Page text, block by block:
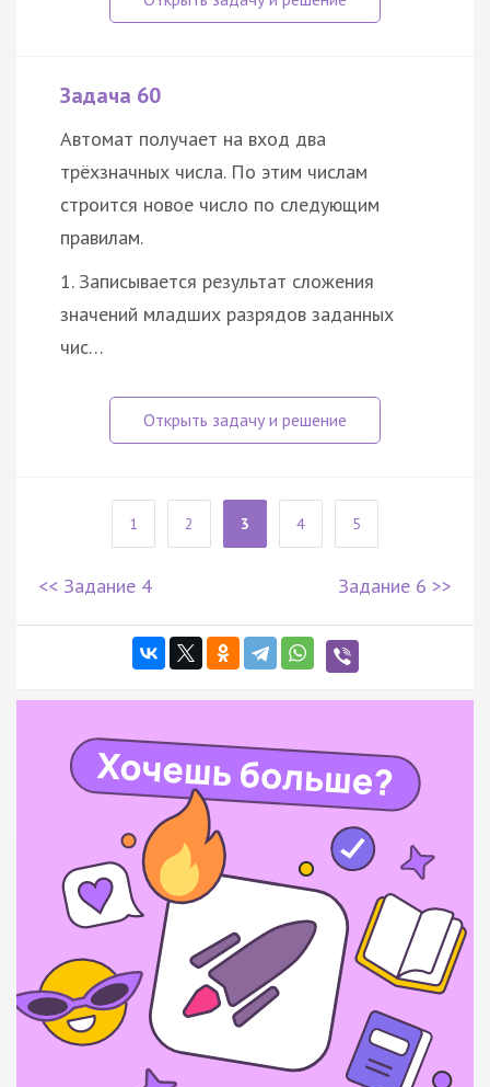
Задача 60
Автомат получает на вход два
трёхзначных числа. По этим числам
строится новое число по следующим
правилам.
1. Записывается результат сложения
значений младших разрядов заданных
чис…
1 2 3 4 5
<< Задание 4 Задание 6 >>